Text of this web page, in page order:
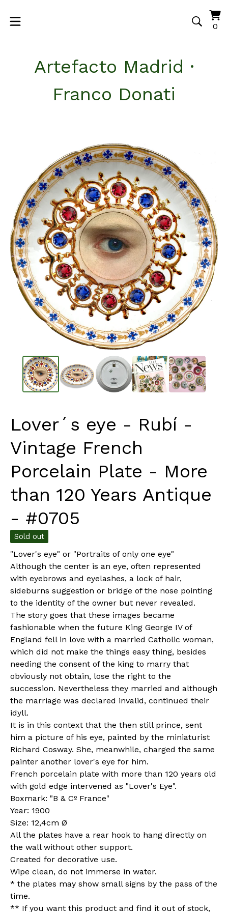
00
Artefacto Madrid ·
Franco Donati
Lover´s eye - Rubí -
Vintage French
Porcelain Plate - More
than 120 Years Antique
- #0705
Sold out
"Lover's eye" or "Portraits of only one eye"
Although the center is an eye, often represented
with eyebrows and eyelashes, a lock of hair,
sideburns suggestion or bridge of the nose pointing
to the identity of the owner but never revealed.
The story goes that these images became
fashionable when the future King George IV of
England fell in love with a married Catholic woman,
which did not make the things easy thing, besides
needing the consent of the king to marry that
obviously not obtain, lose the right to the
succession. Nevertheless they married and although
the marriage was declared invalid, continued their
idyll.
It is in this context that the then still prince, sent
him a picture of his eye, painted by the miniaturist
Richard Cosway. She, meanwhile, charged the same
painter another lover's eye for him.
French porcelain plate with more than 120 years old
with gold edge intervened as "Lover's Eye".
Boxmark: "B & Cº France"
Year: 1900
Size: 12,4cm Ø
All the plates have a rear hook to hang directly on
the wall without other support.
Created for decorative use.
Wipe clean, do not immerse in water.
* the plates may show small signs by the pass of the
time.
** If you want this product and find it out of stock,